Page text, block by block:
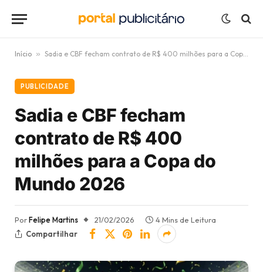
Início » Sadia e CBF fecham contrato de R$ 400 milhões para a Copa do Mundo 2026
PUBLICIDADE
Sadia e CBF fecham
contrato de R$ 400
milhões para a Copa do
Mundo 2026
PorFelipe Martins 21/02/2026
4 Mins de Leitura
Compartilhar